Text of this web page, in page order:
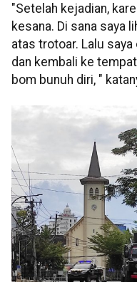
"Setelah kejadian,
kesana. Di sana saya
atas trotoar. Lalu
dan kembali ke
bom bunuh diri, "